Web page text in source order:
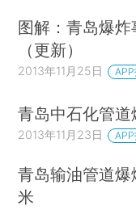
图解：青岛爆
（更新）
2013年11月25日
青岛中石化管道
2013年11月23日
青岛输油管道
米